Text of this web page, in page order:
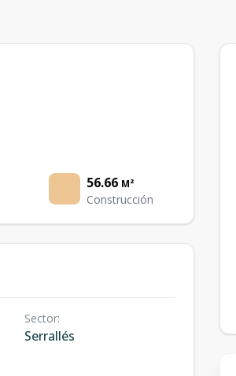
56.66 M²
Construcción
Sector:
Serrallés